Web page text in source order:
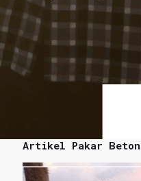
Artikel Pakar Beton